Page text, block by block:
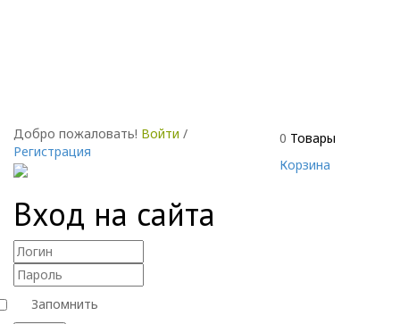
0 Товары
Корзина
Добро пожаловать! Войти /
Регистрация
Вход на сайта
Запомнить